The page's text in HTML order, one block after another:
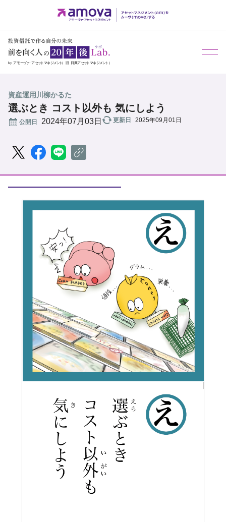
資産運用川柳かるた
選ぶとき コスト以外も 気にしよう
公開日 更新日 2025年09月01日